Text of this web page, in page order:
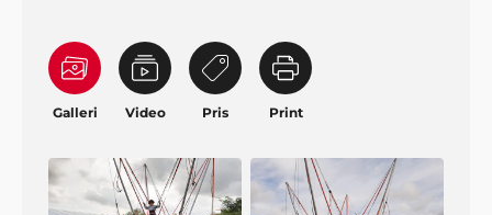
Galleri Video Pris Print